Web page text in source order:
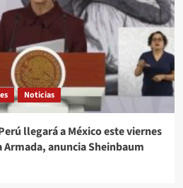
Noticias
llegará a México este viernes
Armada, anuncia Sheinbaum